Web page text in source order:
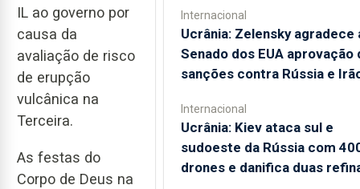
IL ao governo por
causa da
avaliação de risco
de erupção
vulcânica na
Terceira.
As festas do
Corpo de Deus na
Internacional
Ucrânia: Zelensky agradece
Senado dos EUA aprovação
sanções contra Rússia e
Internacional
Ucrânia: Kiev ataca sul e
sudoeste da Rússia com
drones e danifica duas